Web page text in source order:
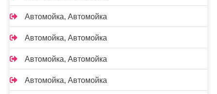
Автомойка, Автомойка
Автомойка, Автомойка
Автомойка, Автомойка
Автомойка, Автомойка